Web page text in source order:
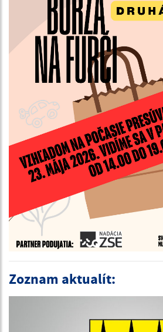
Zoznam aktualít: